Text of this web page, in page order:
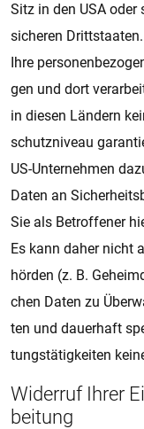
Sitz in den USA
si­che­ren
Ihre
gen und dort
in die­sen Län­dern
schutz­ni­veau
US-Un­ter­neh­men
Daten an
Sie als Be­trof­fe­ner
Es kann daher nicht
hör­den (z. B.
chen Daten zu
ten und dau­e­r­haft
tungs­tä­tig­kei­ten
Wi­der­ruf Ihrer
bei­tung